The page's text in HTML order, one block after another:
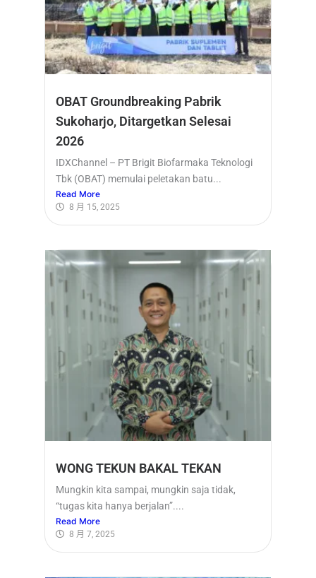
OBAT Groundbreaking Pabrik
Sukoharjo, Ditargetkan Selesai
2026
IDXChannel – PT Brigit Biofarmaka Teknologi
Tbk (OBAT) memulai peletakan batu...
Read More
8 月 15, 2025
WONG TEKUN BAKAL TEKAN
Mungkin kita sampai, mungkin saja tidak,
“tugas kita hanya berjalan”....
Read More
8 月 7, 2025